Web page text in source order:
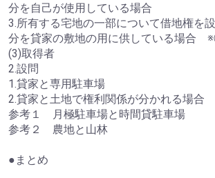
分を自己が使用している場合
3.所有する宅地の一部について借地権を
分を貸家の敷地の用に供している場合
(3)取得者
2.設問
1.貸家と専用駐車場
2.貸家と土地で権利関係が分かれる場合
参考１ 月極駐車場と時間貸駐車場
参考２ 農地と山林
●まとめ